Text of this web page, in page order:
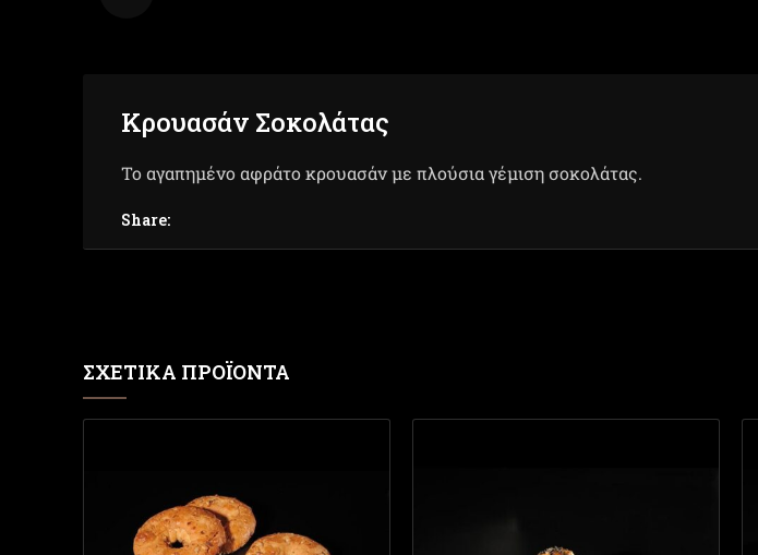
Κρουασάν Σοκολάτας
Το αγαπημένο αφράτο κρουασάν με πλούσια γέμιση σοκολάτας.
Share:
ΣΧΕΤΙΚΆ ΠΡΟΪΌΝΤΑ